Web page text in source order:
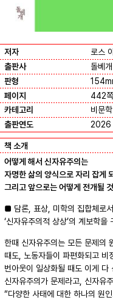
저자
로스
출판사
돌베개
판형
페이지
442쪽
카테고리
비문학
출판연도
2026
책 소개
어떻게 해서 신자유주의는
자명한 삶의 양식으로 자리 잡게
그리고 앞으로는 어떻게 전개될
■ 담론, 표상, 미학의 집합체로
‘신자유주의적 상상’의 계보학을
한때 신자유주의는 모든 문제의
때도, 노동자들이 파편화되고 비
번아웃이 일상화될 때도 이게 다
신자유주의가 문제라고, 신자유
“다양한 사태에 대한 하나의 원